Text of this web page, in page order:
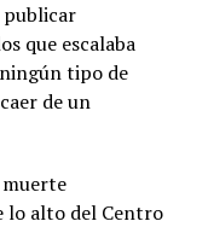
publicar
que escalaba
tipo de
de un
lo alto del Centro